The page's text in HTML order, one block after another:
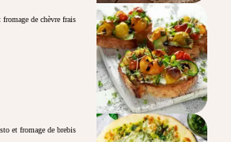
de chèvre frais
et fromage de brebis